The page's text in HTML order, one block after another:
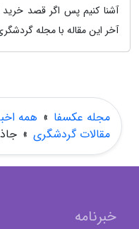
آشنا کنیم پس اگر قصد خرید
آخر این مقاله با مجله
مجله عکسفا » همه
مقالات گردشگری »
خبرنامه